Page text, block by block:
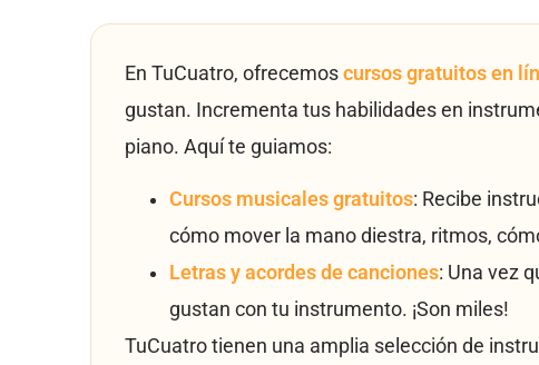
En TuCuatro, ofrecemos cursos gratuitos en
gustan. Incrementa tus habilidades en
piano. Aquí te guiamos:
Cursos musicales gratuitos: Recibe
cómo mover la mano diestra, ritmos,
Letras y acordes de canciones: Una vez
gustan con tu instrumento. ¡Son miles!
TuCuatro tienen una amplia selección de